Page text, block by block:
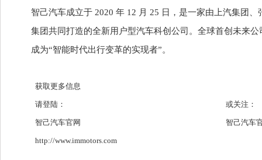
智己汽车成立于 2020 年 12 月 25 日，是一家由上汽集团、
集团共同打造的全新用户型汽车科创公司。全球首创未来
成为“智能时代出行变革的实现者”。
获取更多信息
请登陆： 或关注：
智己汽车官网
http://www.immotors.com
智己汽车